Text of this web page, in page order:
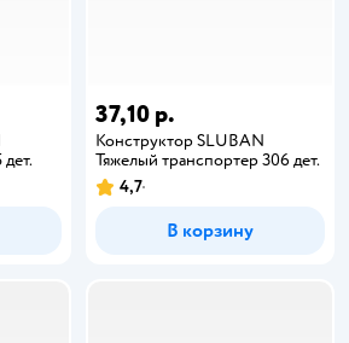
37,10 р.
Конструктор SLUBAN
Тяжелый транспортер 306 дет.
4,7
В корзину